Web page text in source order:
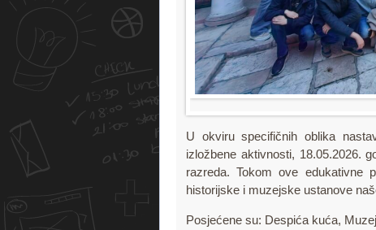
U okviru specifičnih oblika
izložbene aktivnosti, 18.05.2026.
razreda. Tokom ove edukativne
historijske i muzejske ustanove
Posjećene su: Despića kuća,